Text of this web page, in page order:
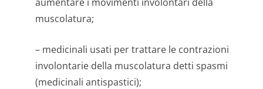
muscolatura;
– medicinali usati per trattare le contrazioni
involontarie della muscolatura detti spasmi
(medicinali antispastici);